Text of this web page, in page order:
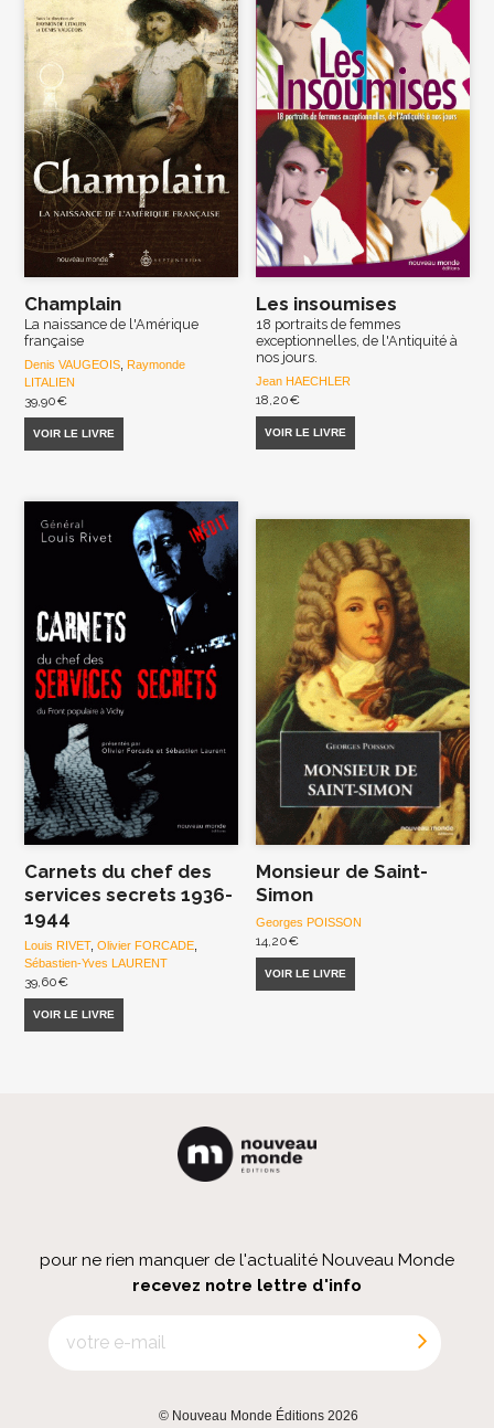
Champlain
La naissance de l'Amérique
française
Denis VAUGEOIS
Raymonde
LITALIEN
39,90€
VOIR LE LIVRE
Les insoumises
18 portraits de femmes
exceptionnelles, de l'Antiquité à
nos jours.
Jean HAECHLER
18,20€
VOIR LE LIVRE
Carnets du chef des
services secrets 1936-
1944
Louis RIVET,Olivier FORCADE
Sébastien-Yves LAURENT
39,60€
VOIR LE LIVRE
Monsieur de Saint-
Simon
Georges POISSON
14,20€
VOIR LE LIVRE
pour ne rien manquer de l'actualité Nouveau Monde
recevez notre lettre d'info
© Nouveau Monde Éditions 2026